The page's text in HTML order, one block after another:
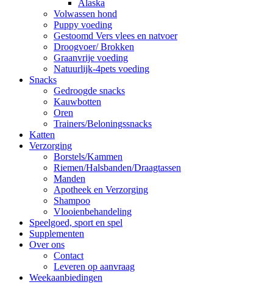
Alaska
Volwassen hond
Puppy voeding
Gestoomd Vers vlees en natvoer
Droogvoer/ Brokken
Graanvrije voeding
Natuurlijk-4pets voeding
Snacks
Gedroogde snacks
Kauwbotten
Oren
Trainers/Beloningssnacks
Katten
Verzorging
Borstels/Kammen
Riemen/Halsbanden/Draagtassen
Manden
Apotheek en Verzorging
Shampoo
Vlooienbehandeling
Speelgoed, sport en spel
Supplementen
Over ons
Contact
Leveren op aanvraag
Weekaanbiedingen